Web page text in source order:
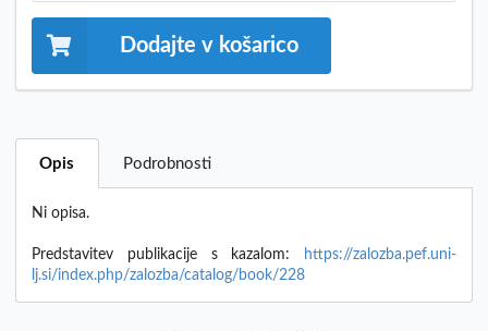
Dodajte v košarico
Opis Podrobnosti
Ni opisa.
Predstavitev publikacije s kazalom:
https://zalozba.pef.uni-
lj.si/index.php/zalozba/catalog/book/228